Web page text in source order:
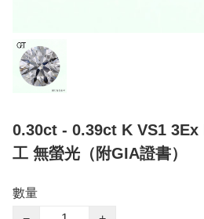
0.30ct - 0.39ct K VS1 3Ex
工 無螢光（附GIA證書）
數量